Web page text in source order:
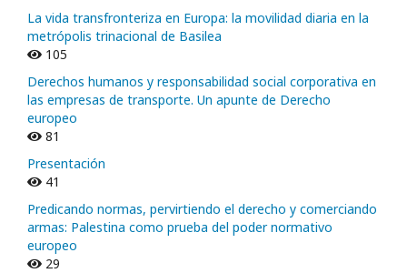
La vida transfronteriza en Europa: la movilidad diaria en la
metrópolis trinacional de Basilea
105
Derechos humanos y responsabilidad social corporativa en
las empresas de transporte. Un apunte de Derecho
europeo
81
Presentación
41
Predicando normas, pervirtiendo el derecho y comerciando
armas: Palestina como prueba del poder normativo
europeo
29